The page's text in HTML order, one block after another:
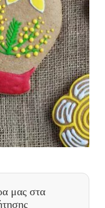
μας στα